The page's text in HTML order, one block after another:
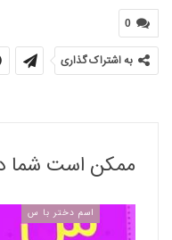
0
به اشتراک گذاری
ممکن است شما
اسم دختر با س